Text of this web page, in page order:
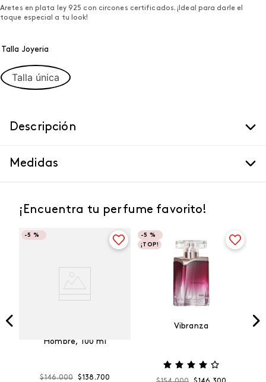
Aretes en plata ley 925 con circones certificados. ¡Ideal para darle el
toque especial a tu look!
Talla Joyeria
Talla única
Descripción
Medidas
¡Encuentra tu perfume favorito!
-5 %
Hombre, 100 ml
$146.000 $138 .700
-5 %
¡TOP!
Vibranza